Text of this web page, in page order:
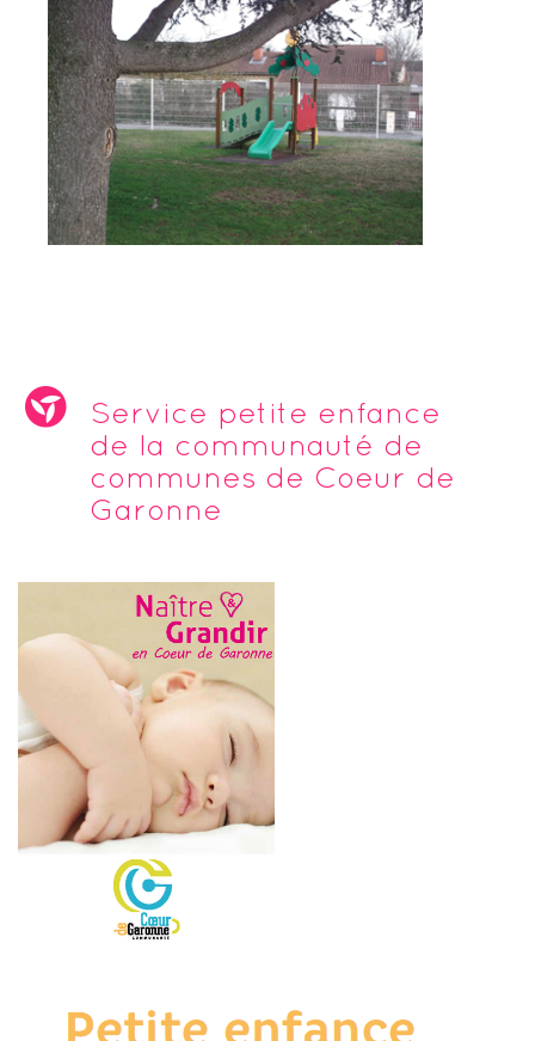
Service petite enfance
de la communauté de
communes de Coeur de
Garonne